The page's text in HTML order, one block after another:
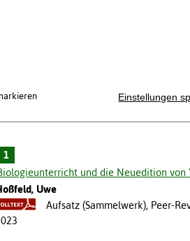
Einstellungen
1
und die Neuedition von
Uwe
Aufsatz (Sammelwerk), Peer-